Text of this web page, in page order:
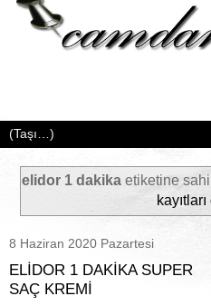
elidor 1 dakika etiketine
8 Haziran 2020 Pazartesi
ELİDOR 1 DAKİKA SUPER
SAÇ KREMİ